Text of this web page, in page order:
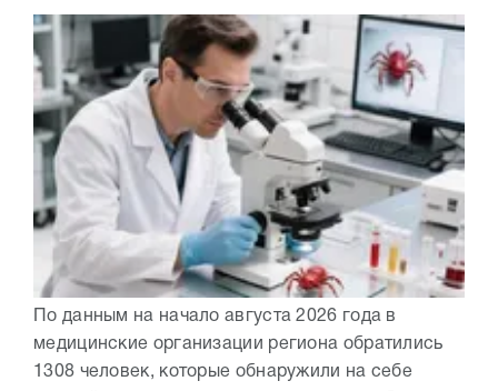
По данным на начало августа 2026 года в
медицинские организации региона обратились
1308 человек, которые обнаружили на себе